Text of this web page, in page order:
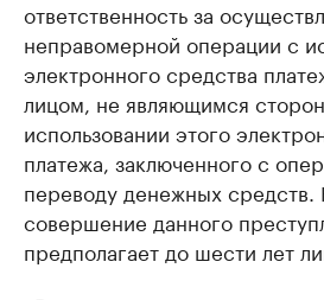
ответственность за
неправомерной операции с
электронного средства
лицом, не являющимся
использовании этого
платежа, заключенного с
переводу денежных средств.
совершение данного
предполагает до шести лет